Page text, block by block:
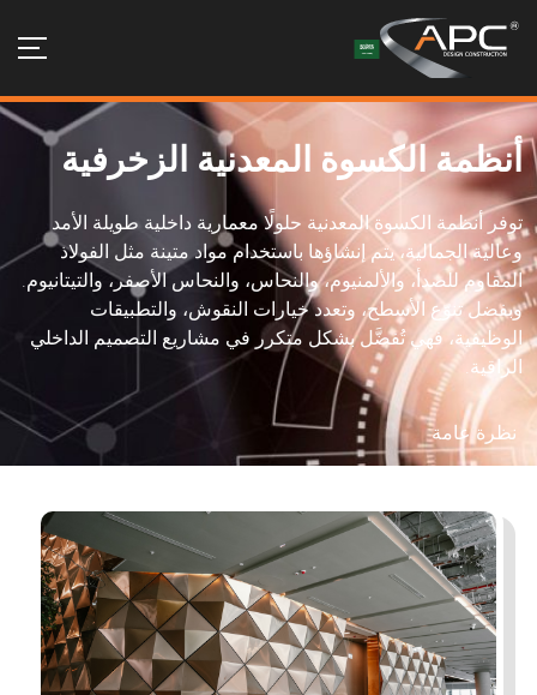
أنظمة الكسوة المعدنية الزخرفية
توفر أنظمة الكسوة المعدنية حلولًا معمارية داخلية طويلة الأمد
وعالية الجمالية، يتم إنشاؤها باستخدام مواد متينة مثل الفولاذ
المقاوم للصدأ، والألمنيوم، والنحاس، والنحاس الأصفر، والتيتانيوم.
وبفضل تنوّع الأسطح، وتعدد خيارات النقوش، والتطبيقات
الوظيفية، فهي تُفضَّل بشكل متكرر في مشاريع التصميم الداخلي
الراقية.
نظرة عامة